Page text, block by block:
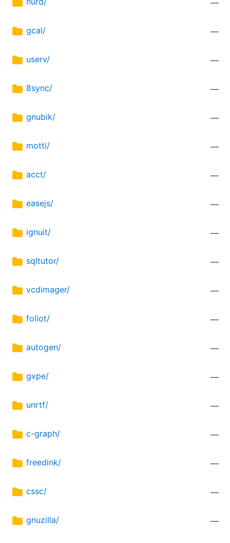
—
gcal/ —
userv/ —
8sync/ —
gnubik/ —
motti/ —
acct/ —
easejs/ —
ignuit/ —
sqltutor/ —
vcdimager/ —
foliot/ —
autogen/ —
gvpe/ —
unrtf/ —
c-graph/ —
freedink/ —
cssc/ —
gnuzilla/ —